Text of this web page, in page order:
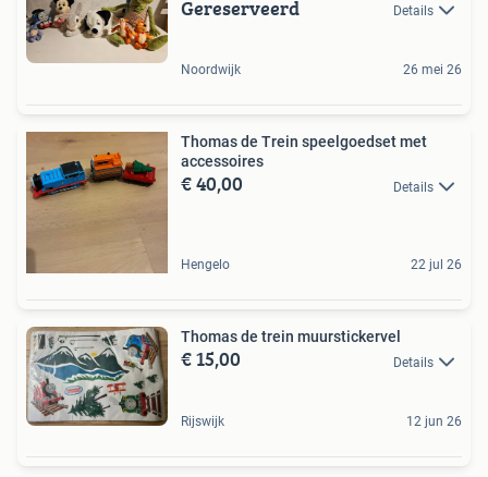
Gereserveerd Details
Noordwijk 26 mei 26
Thomas de Trein speelgoedset met
accessoires
€ 40,00 Details
Hengelo 22 jul 26
Thomas de trein muurstickervel
€ 15,00 Details
Rijswijk 12 jun 26